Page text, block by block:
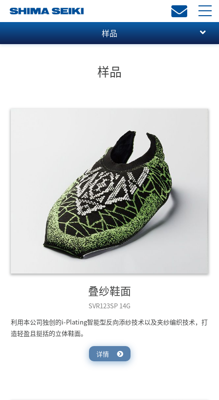
样品
样品
叠纱鞋面
SVR123SP 14G
利用本公司独创的i-Plating智能型反向添纱技术以及夹纱编织技术，打
造轻盈且挺括的立体鞋面。
详情